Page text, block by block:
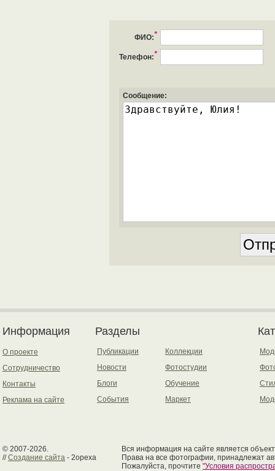
ФИО:*
Телефон:*
Сообщение:
Информация
О проекте
Сотрудничество
Контакты
Реклама на сайте
Разделы
Публикации
Новости
Блоги
События
Коллекции
Фотостудии
Обучение
Маркет
© 2007-2026.
//Создание сайта - 2opexa
Вся информация на сайте является
Права на все фотографии, принадлежат
Пожалуйста, прочтите "Условия